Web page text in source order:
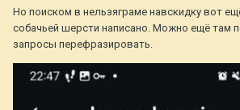
Но поиском в нельзяграме навскидку вот
собачьей шерсти написано. Можно ещё там
запросы перефразировать.